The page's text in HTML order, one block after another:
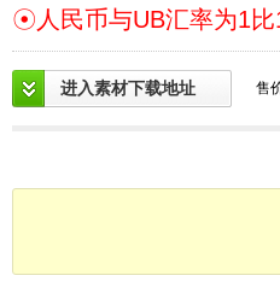
☉人民币与UB汇率为1比
进入素材下载地址 售